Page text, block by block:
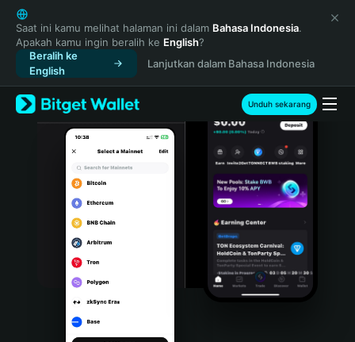
English
日本語
Tiếng Việt
Русский
Español (Latinoamérica)
Türkçe
Italiano
Português (Portugal)
Bahasa Indonesia
Português (Brasil)
Saat ini kamu melihat halaman ini dalam Bahasa Indonesia.
Apakah kamu ingin beralih ke English?
Beralih ke
English
Lanjutkan dalam Bahasa Indonesia
Unduh sekarang